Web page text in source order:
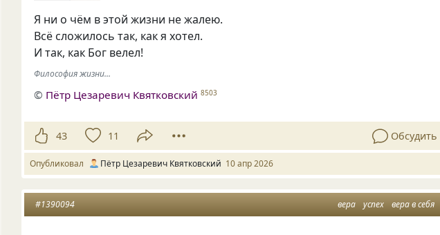
Я ни о чём в этой жизни не жалею.
Всё сложилось так, как я хотел.
И так, как Бог велел!
Философия жизни...
© Пётр Цезаревич Квятковский 8503
43 11 Обсудить
Опубликовал Пётр Цезаревич Квятковский 10 апр 2026
вера успех вера в себя
#1390094